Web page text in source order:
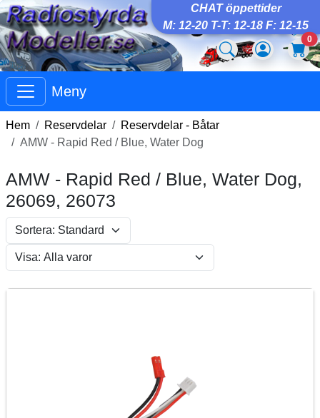
CHAT öppettider
M: 12-20 T-T: 12-18 F: 12-15
0
Meny
Hem Reservdelar
Reservdelar - Båtar
AMW - Rapid Red / Blue, Water Dog
AMW - Rapid Red / Blue, Water Dog,
26069, 26073